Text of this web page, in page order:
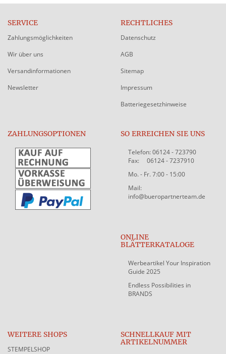
SERVICE
Zahlungsmöglichkeiten
Wir über uns
Versandinformationen
Newsletter
RECHTLICHES
Datenschutz
AGB
Sitemap
Impressum
Batteriegesetzhinweise
ZAHLUNGSOPTIONEN SO ERREICHEN SIE UNS
Telefon: 06124 - 723790
Fax: 06124 - 7237910
Mo. - Fr. 7:00 - 15:00
Mail:
info@bueropartnerteam.de
ONLINE
BLÄTTERKATALOGE
Werbeartikel Your Inspiration
Guide 2025
Endless Possibilities in
BRANDS
WEITERE SHOPS
STEMPELSHOP
SCHNELLKAUF MIT
ARTIKELNUMMER